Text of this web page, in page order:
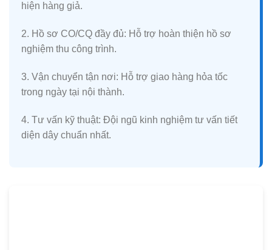
hiện hàng giả.
2. Hồ sơ CO/CQ đầy đủ: Hỗ trợ hoàn thiện hồ sơ
nghiệm thu công trình.
3. Vận chuyển tận nơi: Hỗ trợ giao hàng hỏa tốc
trong ngày tại nội thành.
4. Tư vấn kỹ thuật: Đội ngũ kinh nghiệm tư vấn tiết
diện dây chuẩn nhất.